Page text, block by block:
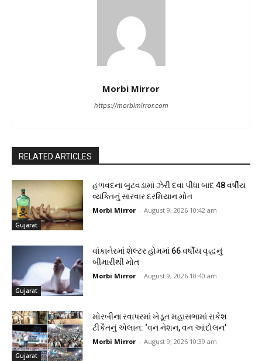
Morbi Mirror
https://morbimirror.com
RELATED ARTICLES
Gujarat
હળવદના બુટવડામાં ઝેરી દવા પીધા બાદ 48 વર્ષીય
વ્યક્તિનું સારવાર દરમિયાન મોત
Morbi Mirror - August 9, 2026 10:42 am
Gujarat
વાંકાનેરમાં શેલ્ટર હોમમાં 66 વર્ષીય વૃદ્ધનું
બીમારીથી મોત
Morbi Mirror - August 9, 2026 10:40 am
Gujarat
મોરબીના રવાપરમાં ખેડૂત મહાસભામાં રાકેશ
ટીકૈતનું એલાન: ‘વન નેશન, વન આંદોલન’
Morbi Mirror - August 9, 2026 10:39 am